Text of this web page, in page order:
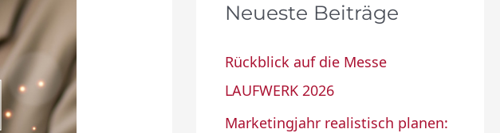
n
Neueste Beiträge
Rückblick auf die Messe
LAUFWERK 2026
Marketingjahr realistisch planen: